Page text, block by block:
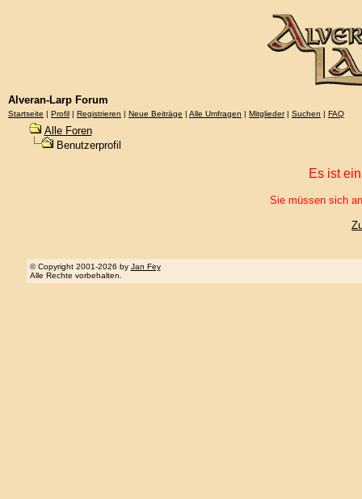
Alveran-Larp Forum
Startseite | Profil | Registrieren | Neue Beiträge | Alle Umfragen | Mitglieder| Suchen | FAQ
Alle Foren
Benutzerprofil
Es ist
Sie müssen sich
© Copyright 2001-2026 by Jan Fey
Alle Rechte vorbehalten.